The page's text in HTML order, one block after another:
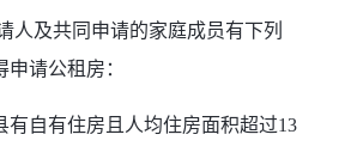
人及共同申请的家庭成员有下列
请公租房：
有自有住房且人均住房面积超过13